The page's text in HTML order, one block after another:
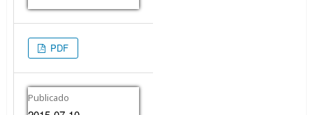
PDF
Publicado